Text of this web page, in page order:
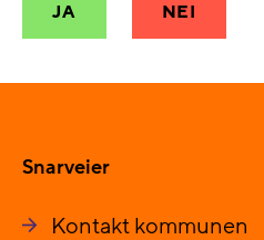
JA NEI
Snarveier
Kontakt kommunen